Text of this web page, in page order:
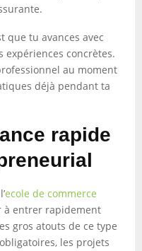
que tu avances avec
expériences concrètes.
au moment
déjà pendant ta
rapide
ecole de commerce
à entrer rapidement
gros atouts de ce type
les projets